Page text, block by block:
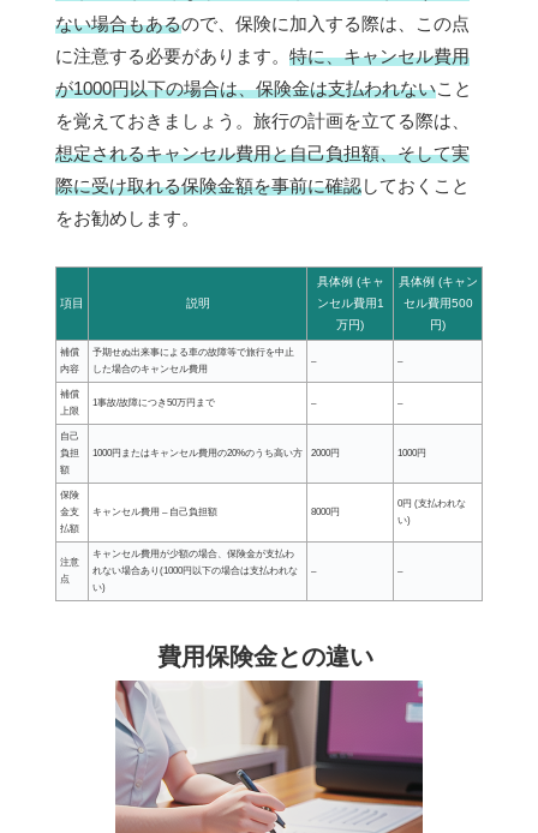
ない場合もあるので、保険に加入する際は、この点
に注意する必要があります。 特に、キャンセル費用
が1000円以下の場合は、保険金は支払われないこと
を覚えておきましょう。旅行の計画を立てる際は、
想定されるキャンセル費用と自己負担額、そして実
際に受け取れる保険金額を事前に確認しておくこと
をお勧めします。
項目 説明
具体例 (キャ
ンセル費用1
万円)
具体例 (キャン
セル費用500
円)
補償
内容
予期せぬ出来事による車の故障等で旅行を中止
した場合のキャンセル費用
– –
補償
上限
1事故/故障につき50万円まで – –
自己
負担
額
1000円またはキャンセル費用の20%のうち高い方 2000円 1000円
保険
金支
払額
キャンセル費用 – 自己負担額 8000円
0円 (支払われな
い)
注意
点
キャンセル費用が少額の場合、保険金が支払わ
れない場合あり(1000円以下の場合は支払われな
い)
– –
費用保険金との違い